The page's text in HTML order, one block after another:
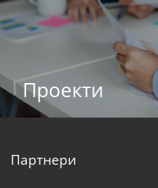
Проекти
Партнери